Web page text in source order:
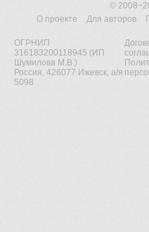
©
О проекте
Для авторов
ОГРНИП
316183200118945 (ИП
Шумилова М.В.)
Россия, 426077 Ижевск, а/я
5098